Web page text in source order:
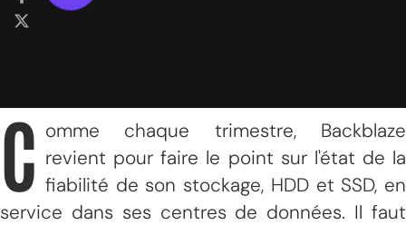
C omme chaque trimestre, Backblaze
revient pour faire le point sur l'état de la
fiabilité de son stockage, HDD et SSD, en
service dans ses centres de données. Il faut